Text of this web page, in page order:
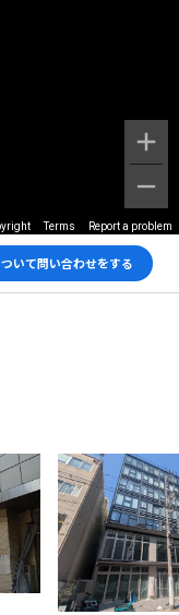
Terms Report a problem
いて問い合わせをする